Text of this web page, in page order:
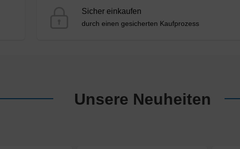
Sicher einkaufen
durch einen gesicherten Kaufprozess
Unsere Neuheiten